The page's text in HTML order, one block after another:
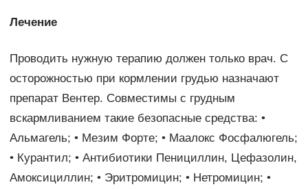
Лечение
Проводить нужную терапию должен только врач. С
осторожностью при кормлении грудью назначают
препарат Вентер. Совместимы с грудным
вскармливанием такие безопасные средства: •
Альмагель; • Мезим Форте; • Маалокс Фосфалюгель;
• Курантил; • Антибиотики Пенициллин, Цефазолин,
Амоксициллин; • Эритромицин; • Нетромицин; •